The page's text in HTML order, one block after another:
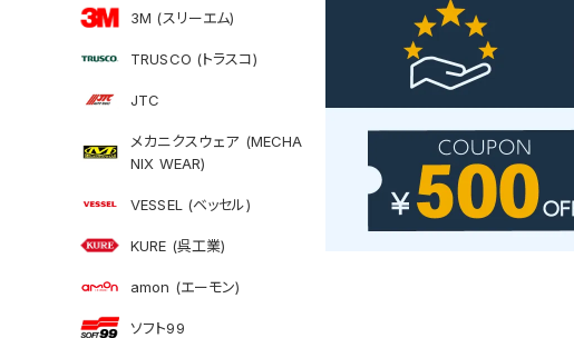
3M (スリーエム)
TRUSCO (トラスコ)
JTC
メカニクスウェア (MECHA
NIX WEAR)
VESSEL (ベッセル)
KURE (呉工業)
amon (エーモン)
ソフト99